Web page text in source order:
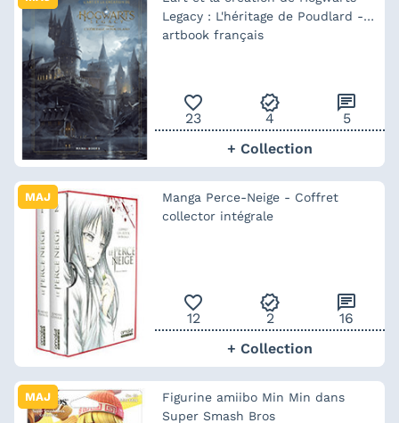
Legacy : L'héritage de Poudlard -
artbook français
favorite_outline
23
verified
4
chat
5
+ Collection
MAJ
Manga Perce-Neige - Coffret
collector intégrale
favorite_outline
12
verified
2
chat
16
+ Collection
MAJ
Figurine amiibo Min Min dans
Super Smash Bros